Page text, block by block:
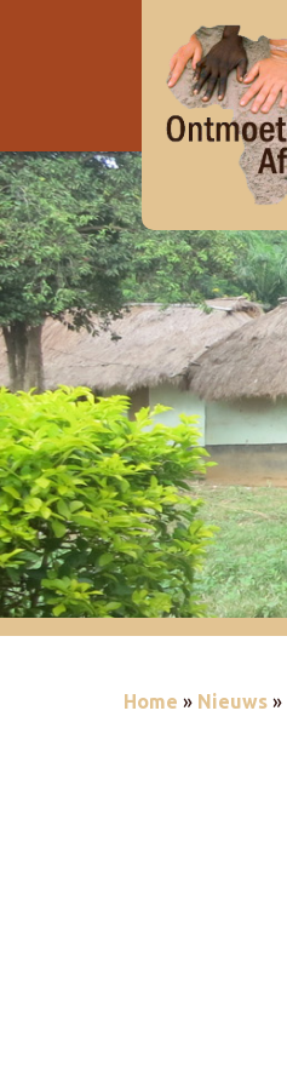
Home » Nieuws »